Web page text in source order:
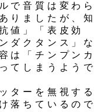
で音質は変わら
りましたが、知
値」「表皮効
ダクタンス」な
は「チンプンカ
てしまうようで
ターを無視する
落ちているので